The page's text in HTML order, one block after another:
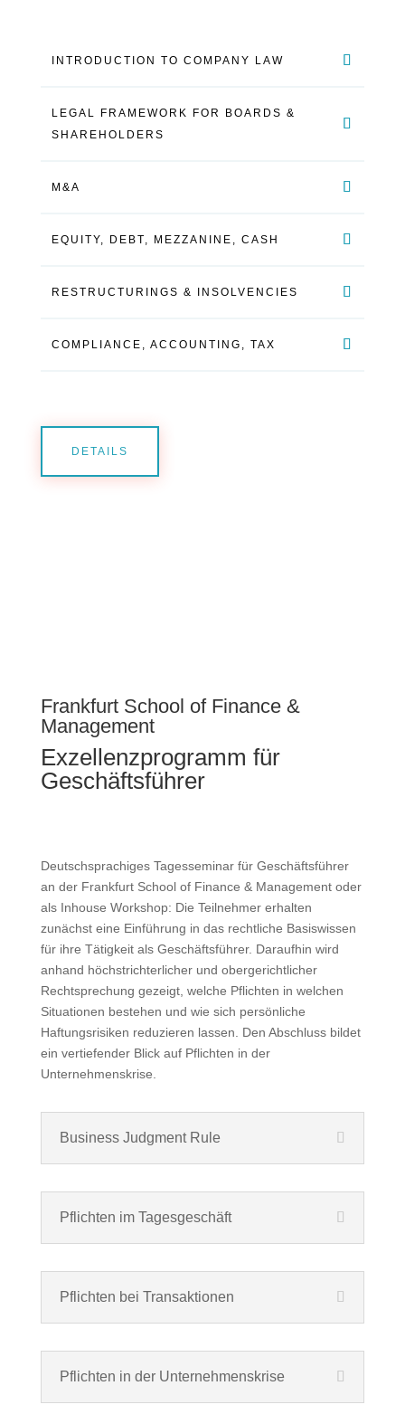
INTRODUCTION TO COMPANY LAW
LEGAL FRAMEWORK FOR BOARDS &
SHAREHOLDERS
M&A
EQUITY, DEBT, MEZZANINE, CASH
RESTRUCTURINGS & INSOLVENCIES
COMPLIANCE, ACCOUNTING, TAX
DETAILS
Frankfurt School of Finance &
Management
Exzellenzprogramm für
Geschäftsführer
Deutschsprachiges Tagesseminar für Geschäftsführer
an der Frankfurt School of Finance & Management oder
als Inhouse Workshop: Die Teilnehmer erhalten
zunächst eine Einführung in das rechtliche Basiswissen
für ihre Tätigkeit als Geschäftsführer. Daraufhin wird
anhand höchstrichterlicher und obergerichtlicher
Rechtsprechung gezeigt, welche Pflichten in welchen
Situationen bestehen und wie sich persönliche
Haftungsrisiken reduzieren lassen. Den Abschluss bildet
ein vertiefender Blick auf Pflichten in der
Unternehmenskrise.
Business Judgment Rule
Pflichten im Tagesgeschäft
Pflichten bei Transaktionen
Pflichten in der Unternehmenskrise